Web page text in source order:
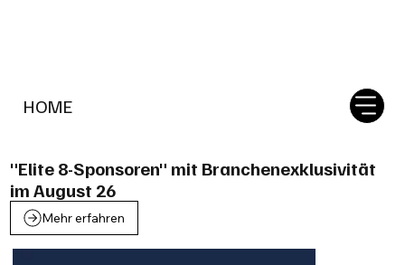
HOME
"Elite 8-Sponsoren" mit Branchenexklusivität
im August 26
Mehr erfahren